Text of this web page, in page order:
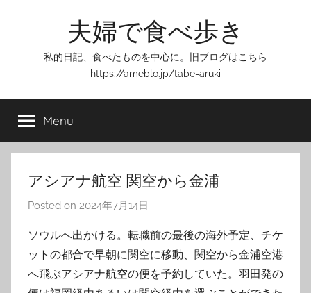
夫婦で食べ歩き
私的日記、食べたものを中心に。旧ブログはこちら
https://ameblo.jp/tabe-aruki
Menu
アシアナ航空 関空から金浦
Posted on 2024年7月14日
T
o
m
ソウルへ出かける。転職前の最後の海外予定、チケ
ットの都合で早朝に関空に移動、関空から金浦空港
へ飛ぶアシアナ航空の便を予約していた。羽田発の